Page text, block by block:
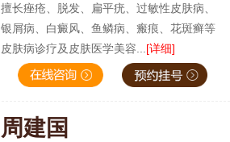
擅长痤疮、脱发、扁平疣、过敏性皮肤病、
银屑病、白癜风、鱼鳞病、瘢痕、花斑癣等
皮肤病诊疗及皮肤医学美容... [详细]
周建国